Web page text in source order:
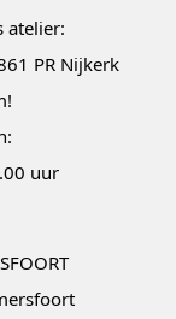
atelier:
PR Nijkerk
!
uur